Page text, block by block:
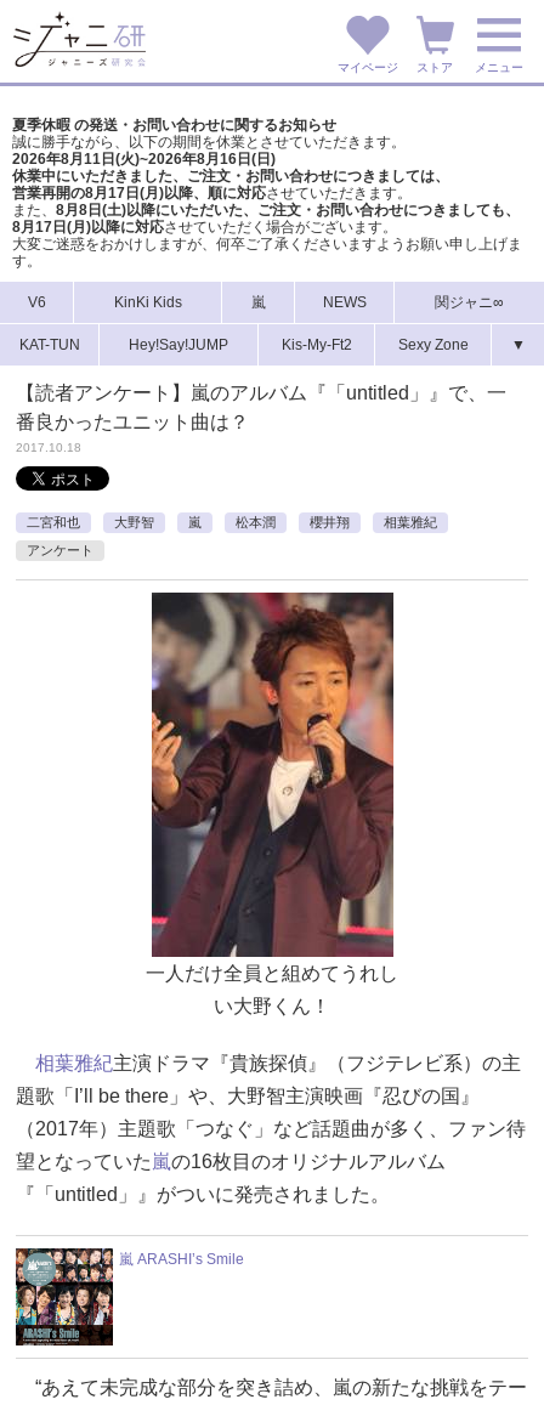
マイページ ストア メニュー
夏季休暇 の発送・お問い合わせに関するお知らせ
誠に勝手ながら、以下の期間を休業とさせていただきます。
2026年8月11日(火)~2026年8月16日(日)
休業中にいただきました、ご注文・お問い合わせにつきましては、
営業再開の8月17日(月)以降、順に対応させていただきます。
また、 8月8日(土)以降にいただいた、ご注文・ お問い合わせにつきましても、
8月17日(月)以降に対応させていただく場合がございます。
大変ご迷惑をおかけしますが、 何卒ご了承くださいますようお願い申し上げま
す。
V6 KinKi Kids 嵐 NEWS 関ジャニ∞
KAT-TUN Hey!Say!JUMP Kis-My-Ft2 Sexy Zone ▼
【読者アンケート】嵐のアルバム『「untitled」』で、一
番良かったユニット曲は？
2017.10.18
二宮和也 大野智 嵐 松本潤 櫻井翔
相葉雅紀
アンケート
一人だけ全員と組めてうれし
い大野くん！
相葉雅紀主演ドラマ『貴族探偵』（フジテレビ系）の主
題歌「I’ll be there」や、大野智主演映画『忍びの国』
（2017年）主題歌「つなぐ」など話題曲が多く、ファン待
望となっていた 嵐の16枚目のオリジナルアルバム
『「untitled」』がついに発売されました。
嵐 ARASHI’s Smile
“あえて未完成な部分を突き詰め、嵐の新たな挑戦をテー